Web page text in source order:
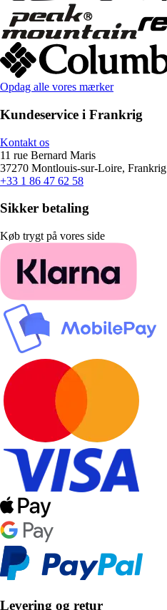
Opdag alle vores mærker
Kundeservice i Frankrig
Kontakt os
11 rue Bernard Maris
37270 Montlouis-sur-Loire, Frankrig
+33 1 86 47 62 58
Sikker betaling
Køb trygt på vores side
Levering og retur